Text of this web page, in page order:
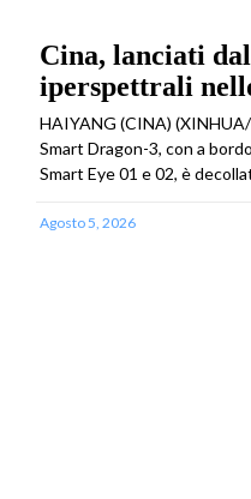
Cina, lanciati
iperspettrali
HAIYANG (CINA)
Smart Dragon-3, con a
Smart Eye 01 e 02, è
Agosto 5, 2026